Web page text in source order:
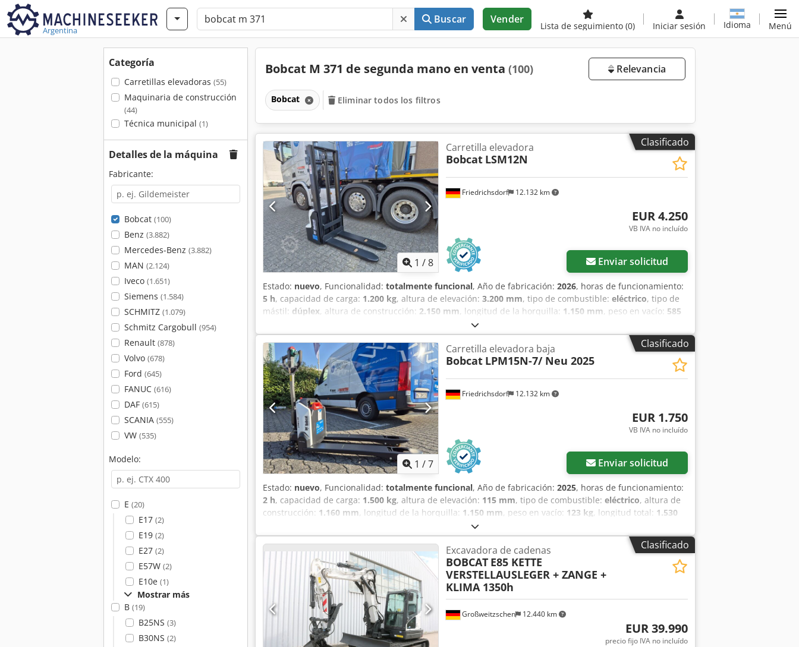
Argentina
Buscar Vender
Lista de seguimiento (0) Iniciar sesión Idioma Menú
Categoría
Carretillas elevadoras (55)
Maquinaria de construcción
(44)
Técnica municipal (1)
Detalles de la máquina
Fabricante:
Bobcat (100)
Benz (3.882)
Mercedes-Benz (3.882)
MAN (2.124)
Iveco (1.651)
Siemens (1.584)
SCHMITZ (1.079)
Schmitz Cargobull (954)
Renault (878)
Volvo (678)
Ford (645)
FANUC (616)
DAF (615)
SCANIA (555)
VW (535)
Modelo:
E (20)
E17 (2)
E19 (2)
E27 (2)
E57W (2)
E10e (1)
Mostrar más
B (19)
B25NS (3)
B30NS (2)
Bobcat M 371 de segunda mano en venta (100) Relevancia
Bobcat Eliminar todos los filtros
Clasificado
1 /8
Friedrichsdorf 12.132 km
Carretilla elevadora
Bobcat LSM12N
EUR 4.250
VB IVA no incluído
Enviar solicitud
Estado: nuevo, Funcionalidad: totalmente funcional, Año de fabricación: 2026, horas de funcionamiento:
5 h, capacidad de carga: 1.200 kg, altura de elevación: 3.200 mm, tipo de combustible: eléctrico, tipo de
mástil: dúplex, altura de construcción: 2.150 mm, longitud de la horquilla: 1.150 mm, peso en vacío: 585
, tipo de accionamiento:Elektro
Centro de carga: 600 mm Crsdpfx Aboy Uz Sqetef Ancho de horquillas: 180 mm Grosor de horquillas: 60
mm Tipo de mástil: Dúplex Estado: Nuevo Estado técnico: Nuevo Tipo de neumático delantero: Poliuretano
Estado del neumático delantero: 80 - 100% Tipo de neumático trasero: Poliuretano Estado del neumático
trasero: 80 - 100% Batería Voltios: 24V Batería Ah: 60Ah Tipo de batería: Ion de litio Año de fabricación de
la batería: 2026 Estado de la batería: 80 - 100% Certificado CE, Batería de ion de litio libre de
mantenimiento 24 V
Clasificado
1 /7
Friedrichsdorf 12.132 km
Carretilla elevadora baja
Bobcat LPM15N-7/ Neu 2025
EUR 1.750
VB IVA no incluído
Enviar solicitud
Estado: nuevo, Funcionalidad: totalmente funcional, Año de fabricación: 2025, horas de funcionamiento:
2 h, capacidad de carga: 1.500 kg, altura de elevación: 115 mm, tipo de combustible: eléctrico, altura de
construcción: 1.160 mm, longitud de la horquilla: 1.150 mm, peso en vacío: 123 kg, longitud total: 1.530
, ancho de construcción:
recorrido Centro de gravedad de la carga: 600 Ancho de las horquillas: 160 mm Grosor de las horquillas:
47 mm Estado: Nuevo Estado técnico: Nuevo Neumáticos delanteros, tipo: Vulkollan Credpfszrildjx Abtof
Estado de los neumáticos delanteros: 80-100% Neumáticos traseros, tipo: Vulkollan Estado de los
neumáticos traseros: 60-80% Voltaje de la batería: 24 V Capacidad de la batería: 20 Ah Tipo de batería:
Iones de litio Año de fabricación de la batería: 2024 Estado de la batería: 80-100% Certificado CE Batería
de iones de litio, sin mantenimiento, 24 V.
Clasificado
Großweitzschen 12.440 km
Excavadora de cadenas
BOBCAT E85 KETTE
VERSTELLAUSLEGER + ZANGE +
KLIMA 1350h
EUR 39.990
precio fijo IVA no incluído